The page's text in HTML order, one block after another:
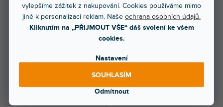
vylepšíme zážitek z nakupování. Cookies používáme mimo
jiné k personalizaci reklam. Naše ochrana osobních údajů.
Kliknutím na „PŘIJMOUT VŠE“ dáš svolení ke všem
cookies.
Nastavení
Odmítnout
SOUHLASÍM
Skladem na prodejně(1 ks)
DO KOŠÍKU
Skladem na prodejně(1 ks)
DO KOŠÍKU
Compact nebo L1 Model I.